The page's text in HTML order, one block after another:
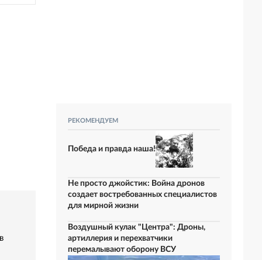
РЕКОМЕНДУЕМ
Победа и правда наша!
Не просто джойстик: Война дронов
создает востребованных специалистов
для мирной жизни
Воздушный кулак "Центра": Дроны,
артиллерия и перехватчики
перемалывают оборону ВСУ